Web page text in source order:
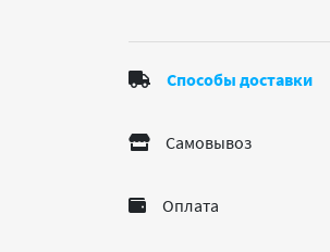
Способы доставки
Самовывоз
Оплата